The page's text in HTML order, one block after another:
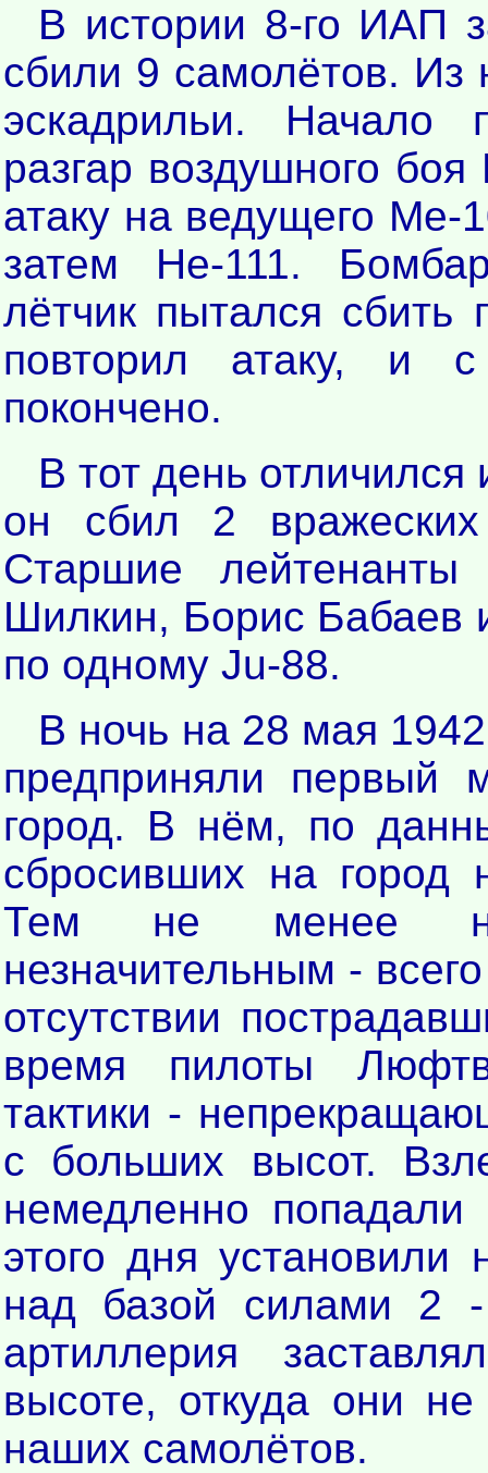
В истории 8-го ИАП
сбили 9 самолётов. Из
эскадрильи.
разгар воздушного
атаку на ведущего Ме-
затем Не-111.
лётчик пытался
повторил атаку, и
покончено.
В тот день
он сбил 2
Старшие лейтенанты
Шилкин, Борис Бабаев
по одному Ju-88.
В ночь на 28 мая
предприняли первый
город. В нём, по
сбросивших на
Тем не менее
незначительным -
отсутствии
время пилоты
тактики -
с больших высот.
немедленно
этого дня
над базой силами 2
артиллерия
высоте, откуда они
наших самолётов.